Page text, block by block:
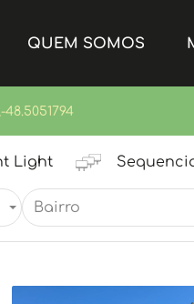
QUEM SOMOS
48.5051794
Light
Bairro